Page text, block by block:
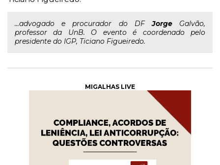
...advogado e procurador do DFJorgeGalvão,
professor da UnB. O evento é coordenado pelo
presidente do IGP, Ticiano Figueiredo.
MIGALHAS LIVE